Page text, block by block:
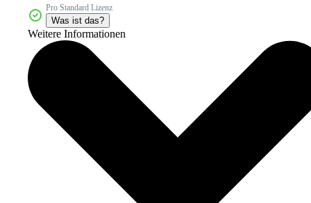
Pro Standard Lizenz
Was ist das?
Weitere Informationen